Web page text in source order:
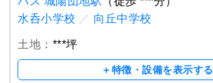
水呑小学校 ／ 向丘中学校
土地： ***坪
＋特徴・設備を表示する